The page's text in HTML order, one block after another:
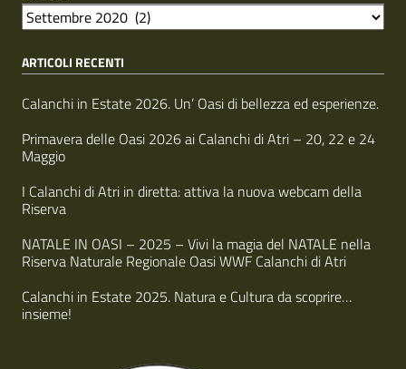
A
c
i
v
i
ARTICOLI RECENTI
Calanchi in Estate 2026. Un’ Oasi di bellezza ed esperienze.
Primavera delle Oasi 2026 ai Calanchi di Atri – 20, 22 e 24
Maggio
I Calanchi di Atri in diretta: attiva la nuova webcam della
Riserva
NATALE IN OASI – 2025 – Vivi la magia del NATALE nella
Riserva Naturale Regionale Oasi WWF Calanchi di Atri
Calanchi in Estate 2025. Natura e Cultura da scoprire…
insieme!